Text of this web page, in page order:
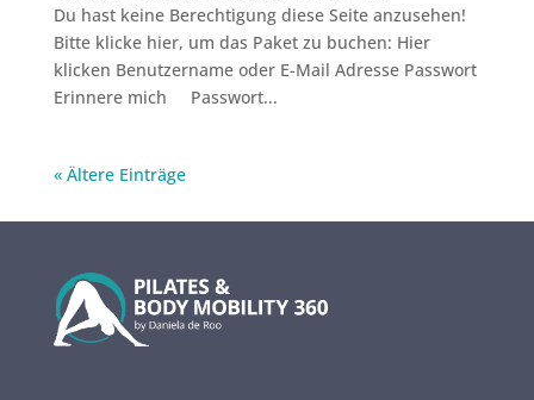
Du hast keine Berechtigung diese Seite anzusehen!
Bitte klicke hier, um das Paket zu buchen: Hier
klicken Benutzername oder E-Mail Adresse Passwort
Erinnere mich Passwort...
« Ältere Einträge